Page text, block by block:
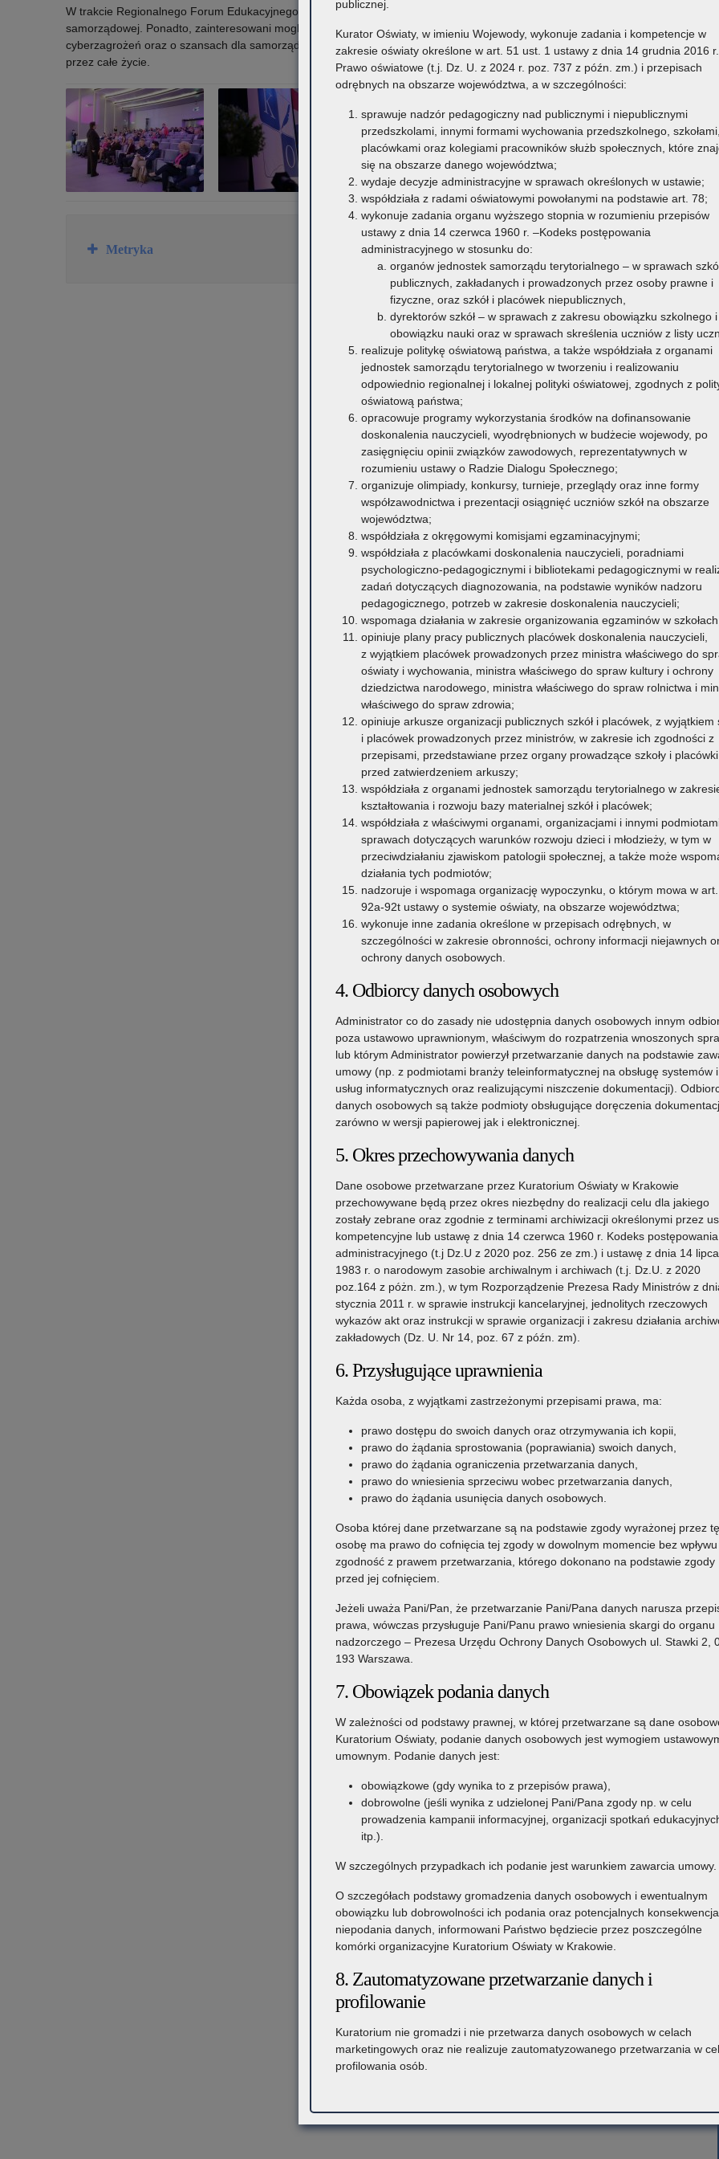
W trakcie Regionalnego Forum Edukacyjnego radca prawny omówił zmiany przepisów prawa w zakresie oświaty
samorządowej. Ponadto, zainteresowani mogli posłuchać o budowaniu kultury szacunku i dialogu na podstawie
cyberzagrożeń oraz o szansach dla samorządów i szkół w zakresie systemu koordynacji działań na rzecz uczenia się
przez całe życie.
Rozwiń
Metryka
publicznej.
Kurator Oświaty, w imieniu Wojewody, wykonuje zadania i kompetencje w
zakresie oświaty określone w art. 51 ust. 1 ustawy z dnia 14 grudnia 2016 r.
Prawo oświatowe (t.j. Dz. U. z 2024 r. poz. 737 z późn. zm.) i przepisach
odrębnych na obszarze województwa, a w szczególności:
sprawuje nadzór pedagogiczny nad publicznymi i niepublicznymi
przedszkolami, innymi formami wychowania przedszkolnego, szkołami,
placówkami oraz kolegiami pracowników służb społecznych, które
się na obszarze danego województwa;
wydaje decyzje administracyjne w sprawach określonych w ustawie;
współdziała z radami oświatowymi powołanymi na podstawie art. 78;
wykonuje zadania organu wyższego stopnia w rozumieniu przepisów
ustawy z dnia 14 czerwca 1960 r. –Kodeks postępowania
administracyjnego w stosunku do:
organów jednostek samorządu terytorialnego – w sprawach
publicznych, zakładanych i prowadzonych przez osoby prawne i
fizyczne, oraz szkół i placówek niepublicznych,
dyrektorów szkół – w sprawach z zakresu obowiązku szkolnego i
obowiązku nauki oraz w sprawach skreślenia uczniów z listy
realizuje politykę oświatową państwa, a także współdziała z organami
jednostek samorządu terytorialnego w tworzeniu i realizowaniu
odpowiednio regionalnej i lokalnej polityki oświatowej, zgodnych z
oświatową państwa;
opracowuje programy wykorzystania środków na dofinansowanie
doskonalenia nauczycieli, wyodrębnionych w budżecie wojewody, po
zasięgnięciu opinii związków zawodowych, reprezentatywnych w
rozumieniu ustawy o Radzie Dialogu Społecznego;
organizuje olimpiady, konkursy, turnieje, przeglądy oraz inne formy
współzawodnictwa i prezentacji osiągnięć uczniów szkół na obszarze
województwa;
współdziała z okręgowymi komisjami egzaminacyjnymi;
współdziała z placówkami doskonalenia nauczycieli, poradniami
psychologiczno-pedagogicznymi i bibliotekami pedagogicznymi w
zadań dotyczących diagnozowania, na podstawie wyników nadzoru
pedagogicznego, potrzeb w zakresie doskonalenia nauczycieli;
wspomaga działania w zakresie organizowania egzaminów w
opiniuje plany pracy publicznych placówek doskonalenia nauczycieli,
z wyjątkiem placówek prowadzonych przez ministra właściwego do
oświaty i wychowania, ministra właściwego do spraw kultury i ochrony
dziedzictwa narodowego, ministra właściwego do spraw rolnictwa i
właściwego do spraw zdrowia;
opiniuje arkusze organizacji publicznych szkół i placówek, z wyjątkiem
i placówek prowadzonych przez ministrów, w zakresie ich zgodności z
przepisami, przedstawiane przez organy prowadzące szkoły i placówki
przed zatwierdzeniem arkuszy;
współdziała z organami jednostek samorządu terytorialnego w
kształtowania i rozwoju bazy materialnej szkół i placówek;
współdziała z właściwymi organami, organizacjami i innymi
sprawach dotyczących warunków rozwoju dzieci i młodzieży, w tym w
przeciwdziałaniu zjawiskom patologii społecznej, a także może
działania tych podmiotów;
nadzoruje i wspomaga organizację wypoczynku, o którym mowa w art.
92a-92t ustawy o systemie oświaty, na obszarze województwa;
wykonuje inne zadania określone w przepisach odrębnych, w
szczególności w zakresie obronności, ochrony informacji niejawnych
ochrony danych osobowych.
4. Odbiorcy danych osobowych
Administrator co do zasady nie udostępnia danych osobowych innym
poza ustawowo uprawnionym, właściwym do rozpatrzenia wnoszonych
lub którym Administrator powierzył przetwarzanie danych na podstawie
umowy (np. z podmiotami branży teleinformatycznej na obsługę systemów i
usług informatycznych oraz realizującymi niszczenie dokumentacji).
danych osobowych są także podmioty obsługujące doręczenia
zarówno w wersji papierowej jak i elektronicznej.
5. Okres przechowywania danych
Dane osobowe przetwarzane przez Kuratorium Oświaty w Krakowie
przechowywane będą przez okres niezbędny do realizacji celu dla jakiego
zostały zebrane oraz zgodnie z terminami archiwizacji określonymi przez
kompetencyjne lub ustawę z dnia 14 czerwca 1960 r. Kodeks postępowania
administracyjnego (t.j Dz.U z 2020 poz. 256 ze zm.) i ustawę z dnia 14 lipca
1983 r. o narodowym zasobie archiwalnym i archiwach (t.j. Dz.U. z 2020
poz.164 z póżn. zm.), w tym Rozporządzenie Prezesa Rady Ministrów z
stycznia 2011 r. w sprawie instrukcji kancelaryjnej, jednolitych rzeczowych
wykazów akt oraz instrukcji w sprawie organizacji i zakresu działania
zakładowych (Dz. U. Nr 14, poz. 67 z późn. zm).
6. Przysługujące uprawnienia
Każda osoba, z wyjątkami zastrzeżonymi przepisami prawa, ma:
prawo dostępu do swoich danych oraz otrzymywania ich kopii,
prawo do żądania sprostowania (poprawiania) swoich danych,
prawo do żądania ograniczenia przetwarzania danych,
prawo do wniesienia sprzeciwu wobec przetwarzania danych,
prawo do żądania usunięcia danych osobowych.
Osoba której dane przetwarzane są na podstawie zgody wyrażonej przez tę
osobę ma prawo do cofnięcia tej zgody w dowolnym momencie bez
zgodność z prawem przetwarzania, którego dokonano na podstawie zgody
przed jej cofnięciem.
Jeżeli uważa Pani/Pan, że przetwarzanie Pani/Pana danych narusza
prawa, wówczas przysługuje Pani/Panu prawo wniesienia skargi do organu
nadzorczego – Prezesa Urzędu Ochrony Danych Osobowych ul. Stawki 2,
193 Warszawa.
7. Obowiązek podania danych
W zależności od podstawy prawnej, w której przetwarzane są dane
Kuratorium Oświaty, podanie danych osobowych jest wymogiem
umownym. Podanie danych jest:
obowiązkowe (gdy wynika to z przepisów prawa),
dobrowolne (jeśli wynika z udzielonej Pani/Pana zgody np. w celu
prowadzenia kampanii informacyjnej, organizacji spotkań
itp.).
W szczególnych przypadkach ich podanie jest warunkiem zawarcia umowy.
O szczegółach podstawy gromadzenia danych osobowych i ewentualnym
obowiązku lub dobrowolności ich podania oraz potencjalnych
niepodania danych, informowani Państwo będziecie przez poszczególne
komórki organizacyjne Kuratorium Oświaty w Krakowie.
8. Zautomatyzowane przetwarzanie danych i
profilowanie
Kuratorium nie gromadzi i nie przetwarza danych osobowych w celach
marketingowych oraz nie realizuje zautomatyzowanego przetwarzania w
profilowania osób.